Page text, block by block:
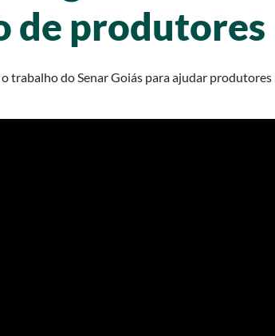
de produtores
trabalho do Senar Goiás para ajudar